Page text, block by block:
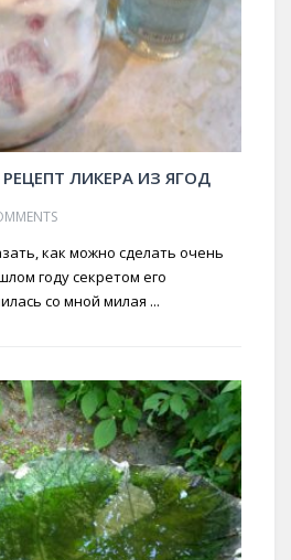
ЛИКЕРА ИЗ ЯГОД
как можно сделать очень
году секретом его
со мной милая ...